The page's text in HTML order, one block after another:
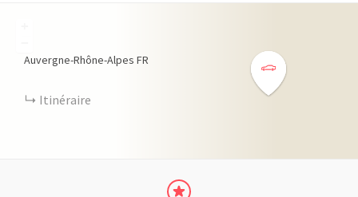
Auvergne-Rhône-Alpes FR
Itinéraire